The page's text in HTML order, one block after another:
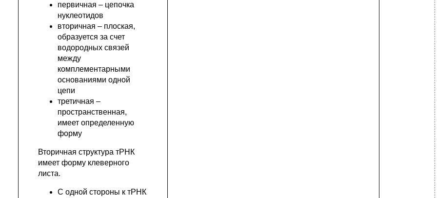
первичная – цепочка
нуклеотидов
вторичная – плоская,
образуется за счет
водородных связей
между
комплементарными
основаниями одной
цепи
третичная –
пространственная,
имеет определенную
форму
Вторичная структура тРНК
имеет форму клеверного
листа.
С одной стороны к тРНК